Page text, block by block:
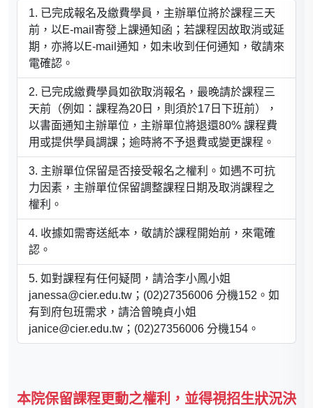
已完成報名及繳費學員，主辦單位將於課程三天
前，以E-mail寄發上課通知函；若課程因故取消或延
期，亦將以E-mail通知，如未收到任何通知，敬請來
電確認。
已完成繳費學員如欲取消報名，最晚請於課程三
天前（例如：課程為20日，則須於17日下班前），
以書面通知主辦單位，主辦單位將退還80% 課程費
用或提供學員調課；逾時將不予退費或變更課程。
主辦單位保留是否接受報名之權利。如遇不可抗
力因素，主辦單位保留調整課程日期及取消課程之
權利。
收據如需寄送紙本，敬請於課程開始前，來電確
認。
如對課程有任何疑問，請洽李小鳳小姐
janessa@cier.edu.tw；(02)27356006 分機152。如
有到府包班需求，請洽曾曉貞小姐
janice@cier.edu.tw；(02)27356006 分機154。
本院保留課程更動之權利，並得視招生狀況決